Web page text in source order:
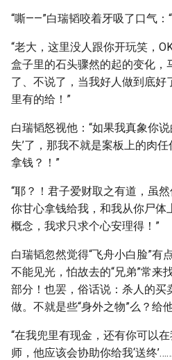
“嘶——”白瑞韬咬着牙吸了口气：
“老大，这里没人跟你开玩笑，
盒子里的石头骤然的起的变化，
了、不说了，当我好人做到底
里有的给！”
白瑞韬怒视他：“如果我真象你
失’了，那我不就是案板上的肉
拿钱？！”
“耶？！君子爱财取之有道，虽然
你甘心拿钱给我，和我从你尸体
概念，我求只求个心安理得！”
白瑞韬忽然觉得“飞舟小白脸”有
不能见光，怕故去的“兄弟”常来
部分！也罢，俗话说：杀人的买
做。不就是些“身外之物”么？给
“在我兜里有现金，还有你可以在
师，他应该会协助你给我‘送终